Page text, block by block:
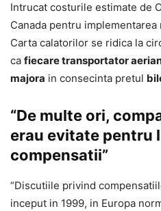
Intrucat costurile estimate de
Canada pentru
Carta calatorilor se ridica la
ca fiecare transportator
majora in consecinta pretul
“De multe ori,
erau evitate pentru
compensatii”
“Discutiile privind
inceput in 1999, in Europa